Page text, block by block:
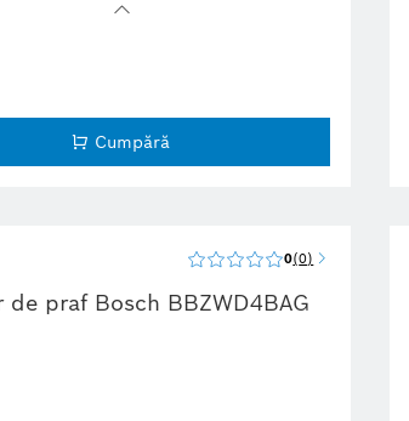
Cumpără
0 0
de praf Bosch BBZWD4BAG